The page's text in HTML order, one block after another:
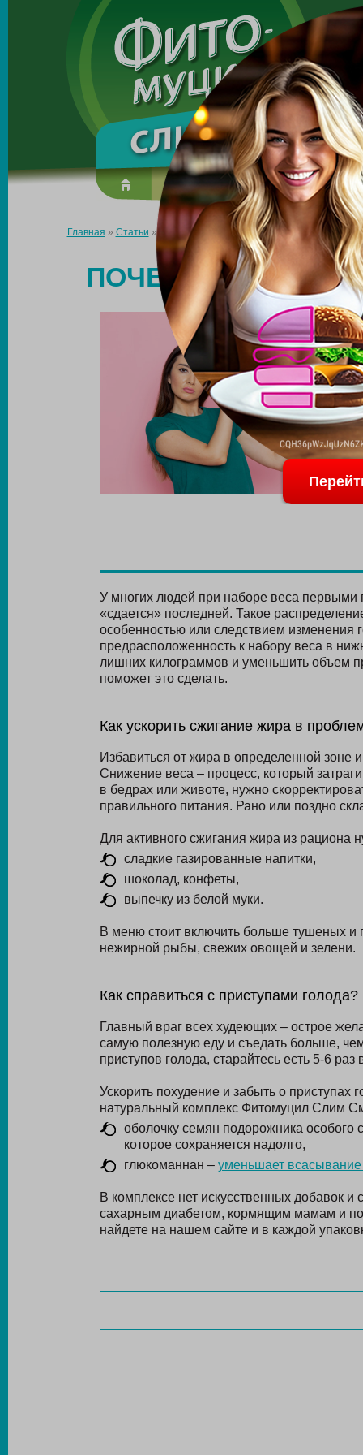
Made in the UK
О препарате Усиль эффект
Главная » Статьи »Почему не удается похудеть в бедрах?
ПОЧЕМУ НЕ
У многих людей при наборе веса первыми
«сдается» последней. Такое
особенностью или следствием изменения
предрасположенность к набору веса в
лишних килограммов и уменьшить объем
поможет это сделать.
Как ускорить сжигание жира в
Избавиться от жира в определенной зоне
Снижение веса – процесс, который
в бедрах или животе, нужно
правильного питания. Рано или поздно
Для активного сжигания жира из рациона
сладкие газированные напитки,
шоколад, конфеты,
выпечку из белой муки.
В меню стоит включить больше тушеных и
нежирной рыбы, свежих овощей и зелени.
Как справиться с приступами голода?
Главный враг всех худеющих – острое
самую полезную еду и съедать больше,
приступов голода, старайтесь есть 5-6 раз
Ускорить похудение и забыть о
натуральный комплекс Фитомуцил Слим
оболочку семян подорожника особого
которое сохраняется надолго,
глюкоманнан – уменьшает
В комплексе нет искусственных добавок
сахарным диабетом, кормящим мамам и
найдете на нашем сайте и в каждой